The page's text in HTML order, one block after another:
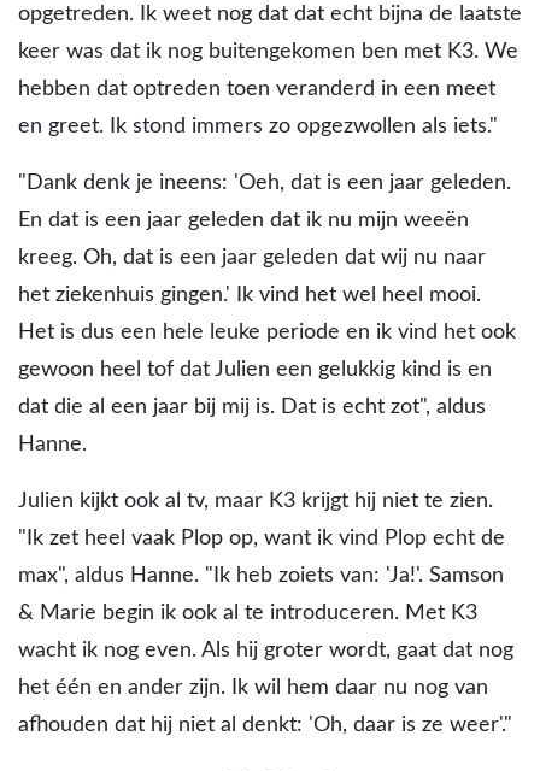
opgetreden. Ik weet nog dat dat echt bijna de laatste
keer was dat ik nog buitengekomen ben met K3. We
hebben dat optreden toen veranderd in een meet
en greet. Ik stond immers zo opgezwollen als iets."
"Dank denk je ineens: 'Oeh, dat is een jaar geleden.
En dat is een jaar geleden dat ik nu mijn weeën
kreeg. Oh, dat is een jaar geleden dat wij nu naar
het ziekenhuis gingen.' Ik vind het wel heel mooi.
Het is dus een hele leuke periode en ik vind het ook
gewoon heel tof dat Julien een gelukkig kind is en
dat die al een jaar bij mij is. Dat is echt zot", aldus
Hanne.
Julien kijkt ook al tv, maar K3 krijgt hij niet te zien.
"Ik zet heel vaak Plop op, want ik vind Plop echt de
max", aldus Hanne. "Ik heb zoiets van: 'Ja!'. Samson
& Marie begin ik ook al te introduceren. Met K3
wacht ik nog even. Als hij groter wordt, gaat dat nog
het één en ander zijn. Ik wil hem daar nu nog van
afhouden dat hij niet al denkt: 'Oh, daar is ze weer'."